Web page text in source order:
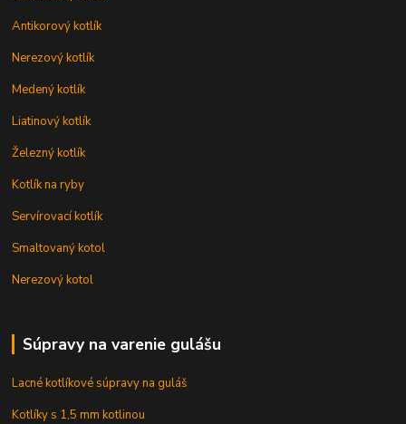
Antikorový kotlík
Nerezový kotlík
Medený kotlík
Liatinový kotlík
Železný kotlík
Kotlík na ryby
Servírovací kotlík
Smaltovaný kotol
Nerezový kotol
Súpravy na varenie gulášu
Lacné kotlíkové súpravy na guláš
Kotlíky s 1,5 mm kotlinou